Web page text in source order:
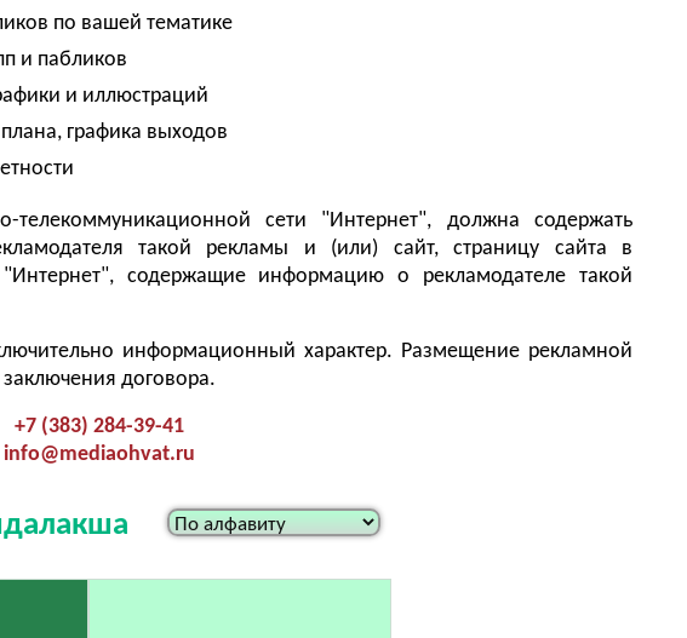
по вашей тематике
и пабликов
и иллюстраций
графика выходов
телекоммуникационной сети "Интернет", должна содержать
такой рекламы и (или) сайт, страницу сайта в
содержащие информацию о рекламодателе такой
информационный характер. Размещение рекламной
договора.
+7 (383) 284-39-41
info@mediaohvat.ru